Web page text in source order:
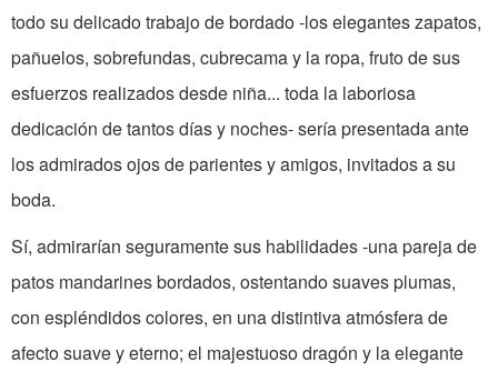
todo su delicado trabajo de bordado -los elegantes zapatos,
pañuelos, sobrefundas, cubrecama y la ropa, fruto de sus
esfuerzos realizados desde niña... toda la laboriosa
dedicación de tantos días y noches- sería presentada ante
los admirados ojos de parientes y amigos, invitados a su
boda.
Sí, admirarían seguramente sus habilidades -una pareja de
patos mandarines bordados, ostentando suaves plumas,
con espléndidos colores, en una distintiva atmósfera de
afecto suave y eterno; el majestuoso dragón y la elegante